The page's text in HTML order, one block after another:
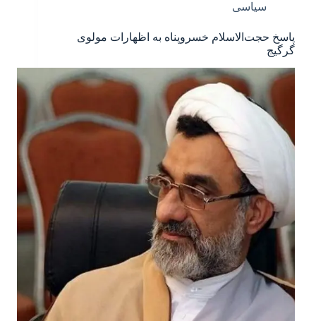
سیاسی
پاسخ حجت‌الاسلام خسروپناه به اظهارات مولوی
گرگیج